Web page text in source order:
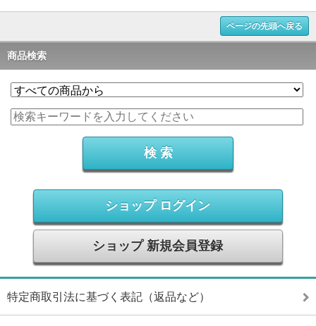
ページの先頭へ戻る
商品検索
ショップ ログイン
ショップ 新規会員登録
特定商取引法に基づく表記（返品など）